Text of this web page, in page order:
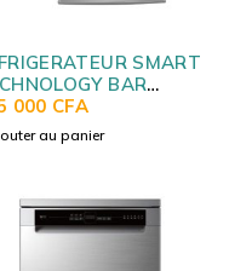
SMART
BAR
GRIS STR135H
000 CFA
au panier